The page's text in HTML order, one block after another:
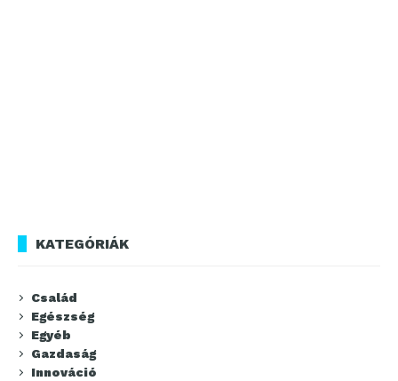
KATEGÓRIÁK
Család
Egészség
Egyéb
Gazdaság
Innováció